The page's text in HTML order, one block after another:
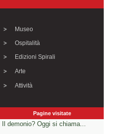
Museo
Ospitalità
Edizioni Spirali
Arte
Attività
Pagine visitate
Il demonio? Oggi si chiama...